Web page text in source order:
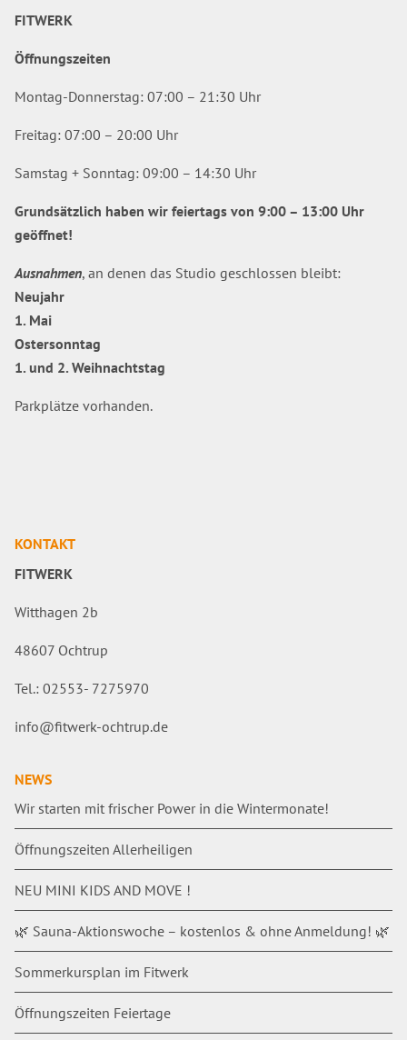
FITWERK
Öffnungszeiten
Montag-Donnerstag: 07:00 – 21:30 Uhr
Freitag: 07:00 – 20:00 Uhr
Samstag + Sonntag: 09:00 – 14:30 Uhr
Grundsätzlich haben wir feiertags von 9:00 – 13:00 Uhr
geöffnet!
Ausnahmen, an denen das Studio geschlossen bleibt:
Neujahr
1. Mai
Ostersonntag
1. und 2. Weihnachtstag
Parkplätze vorhanden.
KONTAKT
FITWERK
Witthagen 2b
48607 Ochtrup
Tel.: 02553- 7275970
info@fitwerk-ochtrup.de
NEWS
Wir starten mit frischer Power in die Wintermonate!
Öffnungszeiten Allerheiligen
NEU MINI KIDS AND MOVE !
🌿 Sauna-Aktionswoche – kostenlos & ohne Anmeldung! 🌿
Sommerkursplan im Fitwerk
Öffnungszeiten Feiertage